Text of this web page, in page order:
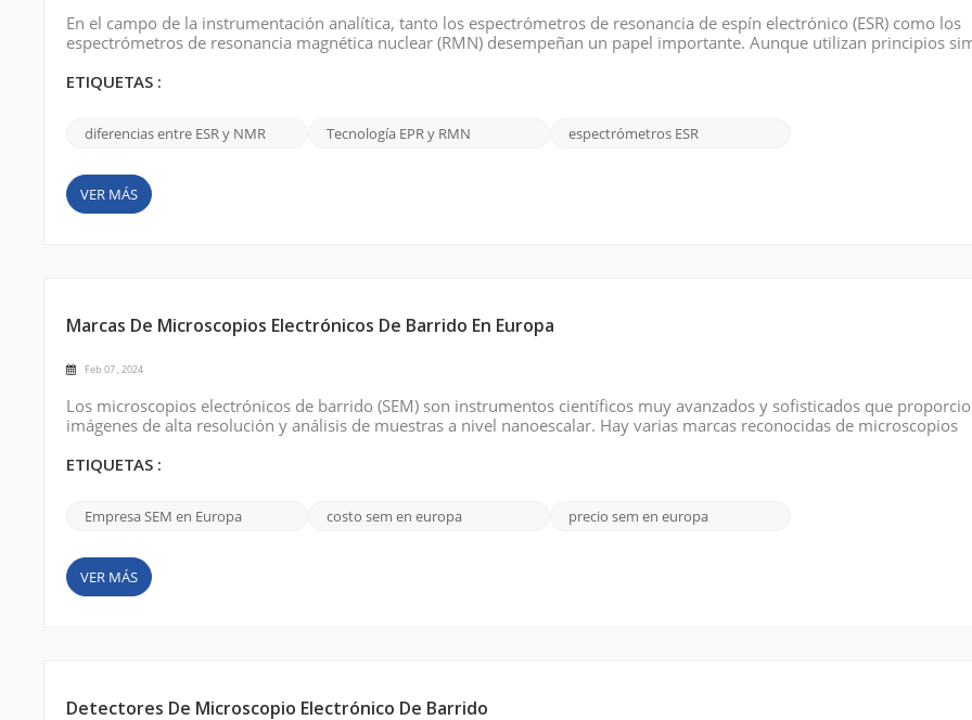
En el campo de la instrumentación analítica, tanto los espectrómetros de resonancia de espín electrónico (ESR) como los
espectrómetros de resonancia magnética nuclear (RMN) desempeñan un papel importante. Aunque utilizan principios
electrónico (ESR) se emplean para e...
ETIQUETAS :
diferencias entre ESR y NMR Tecnología EPR y RMN espectrómetros ESR
VER MÁS
Marcas De Microscopios Electrónicos De Barrido En Europa
Feb 07 , 2024
Los microscopios electrónicos de barrido (SEM) son instrumentos científicos muy avanzados y sofisticados que
imágenes de alta resolución y análisis de muestras a nivel nanoescalar. Hay varias marcas reconocidas de microscopios
Company (Thermo Fisher Scientific): ...
ETIQUETAS :
Empresa SEM en Europa costo sem en europa precio sem en europa
VER MÁS
Detectores De Microscopio Electrónico De Barrido